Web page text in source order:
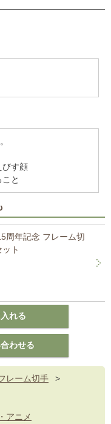
びす顔
と
周年記念 フレーム切
ト
レーム切手
>
アニメ